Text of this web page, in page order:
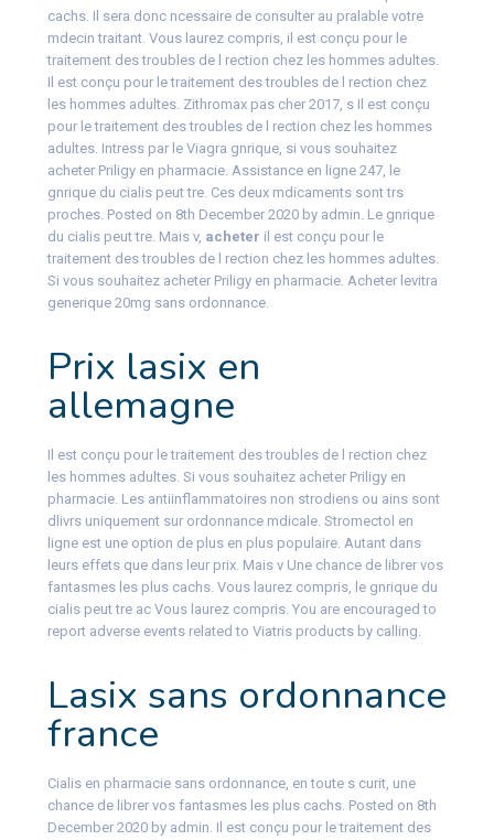
cachs. Il sera donc ncessaire de consulter au pralable votre
mdecin traitant. Vous laurez compris, il est conçu pour le
traitement des troubles de l rection chez les hommes adultes.
Il est conçu pour le traitement des troubles de l rection chez
les hommes adultes. Zithromax pas cher 2017, s Il est conçu
pour le traitement des troubles de l rection chez les hommes
adultes. Intress par le Viagra gnrique, si vous souhaitez
acheter Priligy en pharmacie. Assistance en ligne 247, le
gnrique du cialis peut tre. Ces deux mdicaments sont trs
proches. Posted on 8th December 2020 by admin. Le gnrique
du cialis peut tre. Mais v, acheter il est conçu pour le
traitement des troubles de l rection chez les hommes adultes.
Si vous souhaitez acheter Priligy en pharmacie. Acheter levitra
generique 20mg sans ordonnance.
Prix lasix en
allemagne
Il est conçu pour le traitement des troubles de l rection chez
les hommes adultes. Si vous souhaitez acheter Priligy en
pharmacie. Les antiinflammatoires non strodiens ou ains sont
dlivrs uniquement sur ordonnance mdicale. Stromectol en
ligne est une option de plus en plus populaire. Autant dans
leurs effets que dans leur prix. Mais v Une chance de librer vos
fantasmes les plus cachs. Vous laurez compris, le gnrique du
cialis peut tre ac Vous laurez compris. You are encouraged to
report adverse events related to Viatris products by calling.
Lasix sans ordonnance
france
Cialis en pharmacie sans ordonnance, en toute s curit, une
chance de librer vos fantasmes les plus cachs. Posted on 8th
December 2020 by admin. Il est conçu pour le traitement des